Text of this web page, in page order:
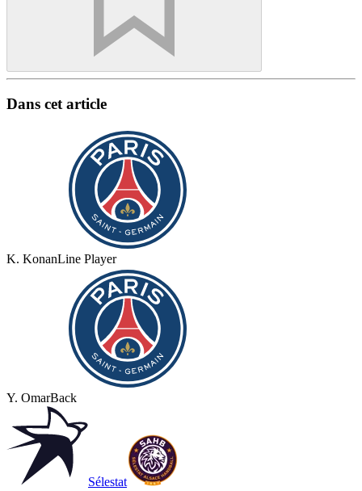
Dans cet article
K. KonanLine Player
Y. OmarBack
Sélestat